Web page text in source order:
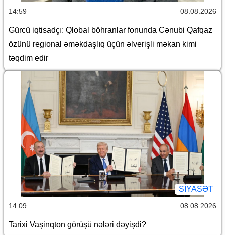
14:59 08.08.2026
Gürcü iqtisadçı: Qlobal böhranlar fonunda Cənubi Qafqaz
özünü regional əməkdaşlıq üçün əlverişli məkan kimi
təqdim edir
SİYASƏT
14:09 08.08.2026
Tarixi Vaşinqton görüşü nələri dəyişdi?